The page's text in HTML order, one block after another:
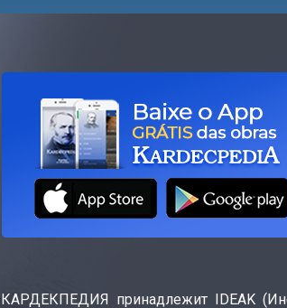
КАРДЕКПЕДИЯ принадлежит IDEAK